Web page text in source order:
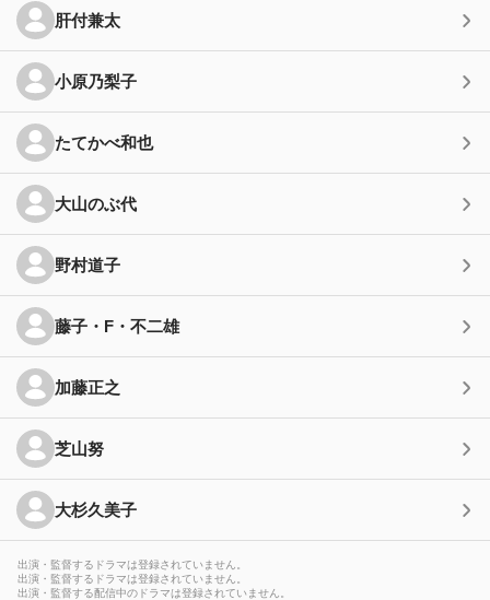
肝付兼太
小原乃梨子
たてかべ和也
大山のぶ代
野村道子
藤子・F・不二雄
加藤正之
芝山努
大杉久美子
出演・監督するドラマは登録されていません。
出演・監督するドラマは登録されていません。
出演・監督する配信中のドラマは登録されていません。